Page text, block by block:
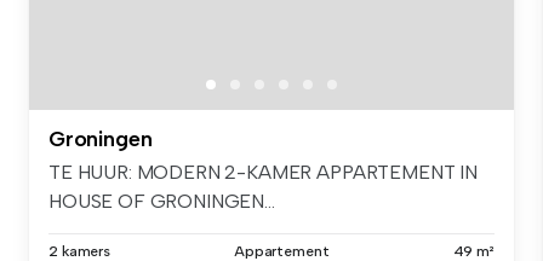
Groningen
TE HUUR: MODERN 2-KAMER APPARTEMENT IN
HOUSE OF GRONINGEN...
2 kamers Appartement 49 m²